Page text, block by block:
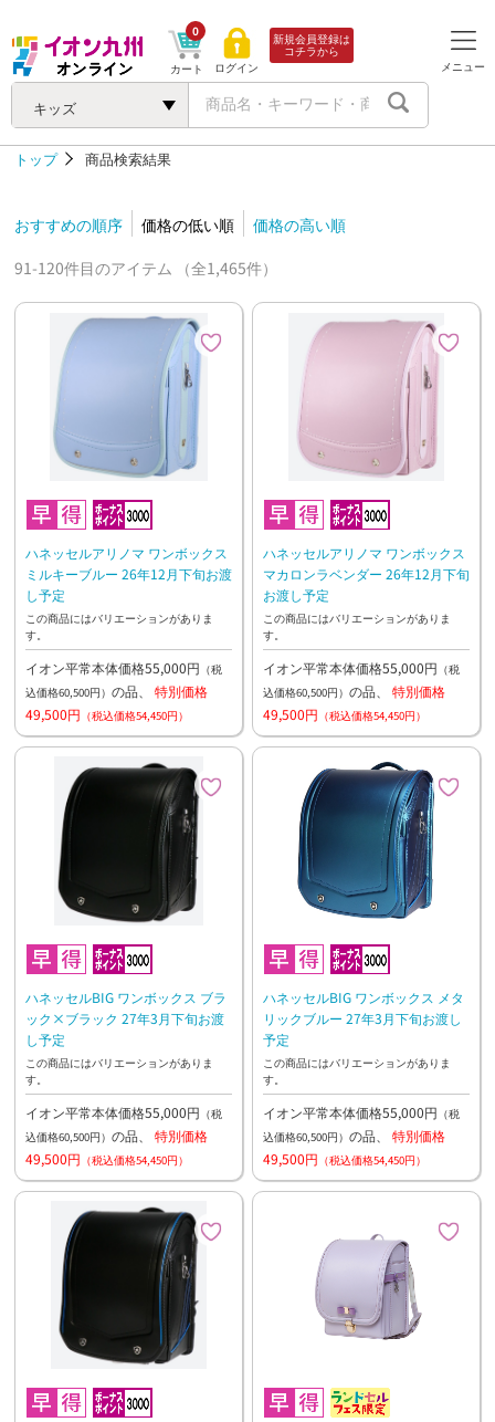
キッズ
カート
0
ログイン
新規会員登録は
コチラから
メニュー
トップ 商品検索結果
おすすめの順序 価格の低い順
価格の高い順
91-120件目のアイテム （全1,465件）
ハネッセルアリノマ ワンボックス
ミルキーブルー 26年12月下旬お渡
し予定
この商品にはバリエーションがありま
す。
イオン平常本体価格55,000円 （税
込価格60,500円） の品、 特別価格
49,500円 （税込価格54,450円）
ハネッセルアリノマ ワンボックス
マカロンラベンダー 26年12月下旬
お渡し予定
この商品にはバリエーションがありま
す。
イオン平常本体価格55,000円 （税
込価格60,500円） の品、 特別価格
49,500円 （税込価格54,450円）
ハネッセルBIG ワンボックス ブラ
ック×ブラック 27年3月下旬お渡
し予定
この商品にはバリエーションがありま
す。
イオン平常本体価格55,000円 （税
込価格60,500円） の品、 特別価格
49,500円 （税込価格54,450円）
ハネッセルBIG ワンボックス メタ
リックブルー 27年3月下旬お渡し
予定
この商品にはバリエーションがありま
す。
イオン平常本体価格55,000円 （税
込価格60,500円） の品、 特別価格
49,500円 （税込価格54,450円）